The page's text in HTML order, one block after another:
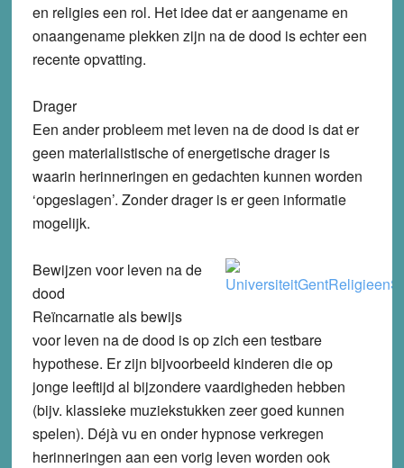
en religies een rol. Het idee dat er aangename en
onaangename plekken zijn na de dood is echter een
recente opvatting.
Drager
Een ander probleem met leven na de dood is dat er
geen materialistische of energetische drager is
waarin herinneringen en gedachten kunnen worden
‘opgeslagen’. Zonder drager is er geen informatie
mogelijk.
Bewijzen voor leven na de
dood
Reïncarnatie als bewijs
voor leven na de dood is op zich een testbare
hypothese. Er zijn bijvoorbeeld kinderen die op
jonge leeftijd al bijzondere vaardigheden hebben
(bijv. klassieke muziekstukken zeer goed kunnen
spelen). Déjà vu en onder hypnose verkregen
herinneringen aan een vorig leven worden ook